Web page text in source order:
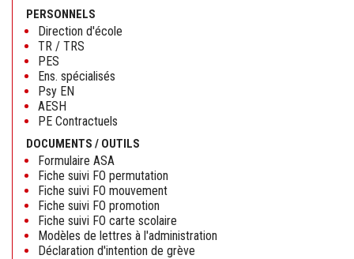
PERSONNELS
Direction d'école
TR / TRS
PES
Ens. spécialisés
Psy EN
AESH
PE Contractuels
DOCUMENTS / OUTILS
Formulaire ASA
Fiche suivi FO permutation
Fiche suivi FO mouvement
Fiche suivi FO promotion
Fiche suivi FO carte scolaire
Modèles de lettres à l'administration
Déclaration d'intention de grève